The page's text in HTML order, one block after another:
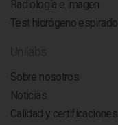
Radiología e imagen
Test hidrógeno espirado
Sobre nosotros
Noticias
Calidad y certificaciones